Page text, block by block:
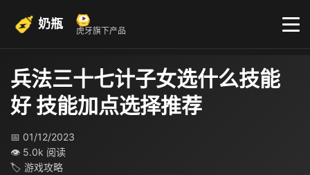
奶瓶 虎牙旗下产品
兵法三十七计子女选什么技能
好 技能加点选择推荐
📅 01/12/2023
👁 5.0k 阅读
🏷 游戏攻略